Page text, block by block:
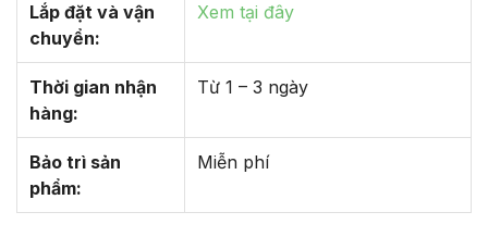
Lắp đặt và vận
chuyển:
Xem tại đây
Thời gian nhận
hàng:
Từ 1 – 3 ngày
Bảo trì sản
phẩm:
Miễn phí